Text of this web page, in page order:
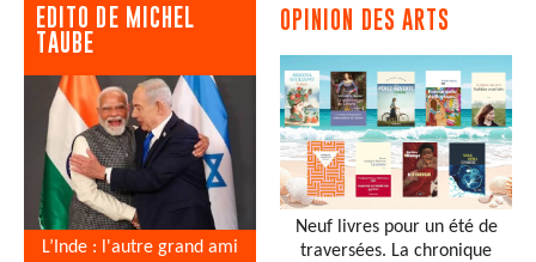
EDITO DE MICHEL
TAUBE
L’Inde : l'autre grand ami
OPINION DES ARTS
Neuf livres pour un été de
traversées. La chronique